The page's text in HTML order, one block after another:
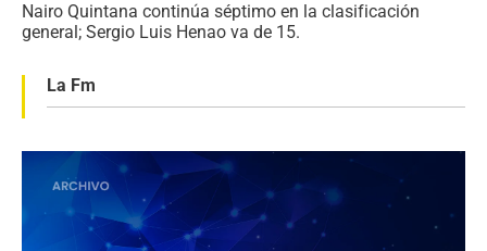
Nairo Quintana continúa séptimo en la clasificación
general; Sergio Luis Henao va de 15.
La Fm